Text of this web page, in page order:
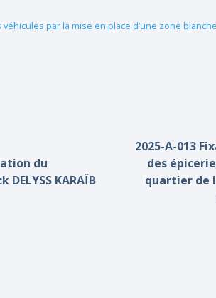
par la mise en place d’une zone
du
KARAÏB
2025-A-013
des
quartier de